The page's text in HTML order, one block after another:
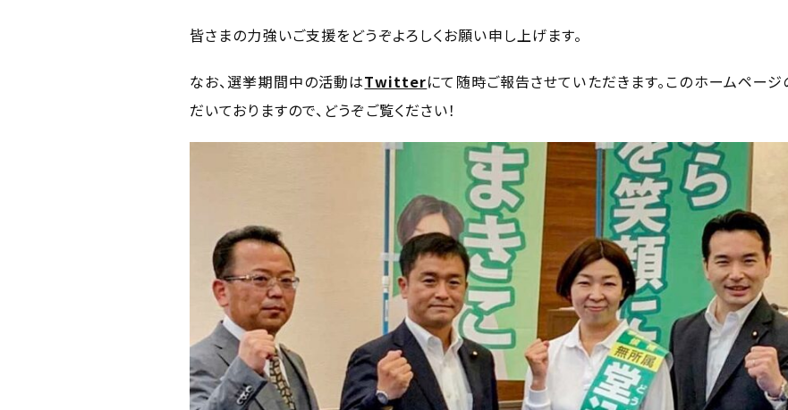
皆さまの力強いご支援をどうぞよろしくお願い申し上げます。
なお、選挙期間中の活動はTwitterにて随時ご報告させていただきます。このホームペー
だいておりますので、どうぞご覧ください！